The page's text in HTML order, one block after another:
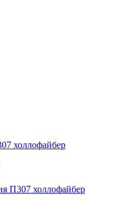
холлофайбер
П307 холлофайбер